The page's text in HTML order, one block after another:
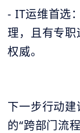
- IT运维首选
理，且有专
权威。
下一步行动
的“跨部门流